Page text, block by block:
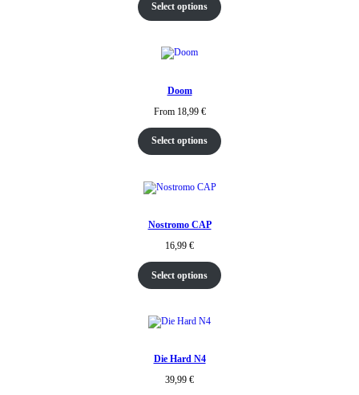
Select options
Doom
From 18,99 €
Select options
Nostromo CAP
16,99 €
Select options
Die Hard N4
39,99 €